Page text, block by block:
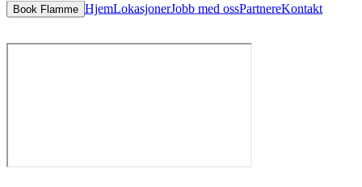
Book Flamme HjemLokasjonerJobb med ossPartnereKontakt